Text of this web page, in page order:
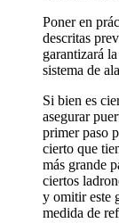
Poner en
descritas
garantizará
sistema de
Si bien es
asegurar
primer paso
cierto que
más grande
ciertos
y omitir este
medida de